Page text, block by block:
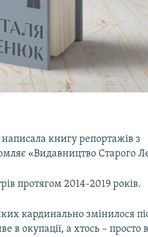
написала книгу репортажів з
«Видавництво Старого
протягом 2014-2019 років.
кардинально змінилося
в окупації, а хтось – просто